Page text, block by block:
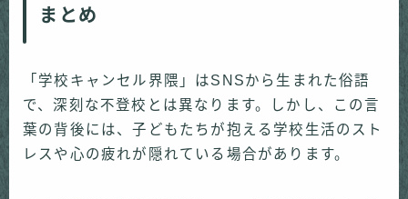
まとめ
「学校キャンセル界隈」はSNSから生まれた俗語
で、深刻な不登校とは異なります。しかし、この言
葉の背後には、子どもたちが抱える学校生活のスト
レスや心の疲れが隠れている場合があります。